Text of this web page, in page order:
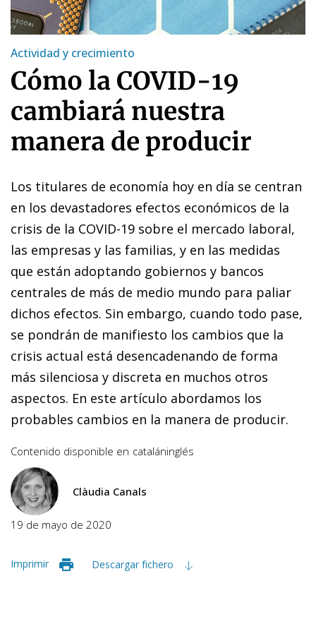
Actividad y crecimiento
Cómo la COVID-19
cambiará nuestra
manera de producir
Los titulares de economía hoy en día se centran
en los devastadores efectos económicos de la
crisis de la COVID-19 sobre el mercado laboral,
las empresas y las familias, y en las medidas
que están adoptando gobiernos y bancos
centrales de más de medio mundo para paliar
dichos efectos. Sin embargo, cuando todo pase,
se pondrán de manifiesto los cambios que la
crisis actual está desencadenando de forma
más silenciosa y discreta en muchos otros
aspectos. En este artículo abordamos los
probables cambios en la manera de producir.
Contenido disponible en cataláninglés
Clàudia Canals
19 de mayo de 2020
Imprimir Descargar fichero